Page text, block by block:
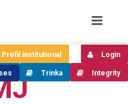
Login
Profil institutional
Integrity
Trinka